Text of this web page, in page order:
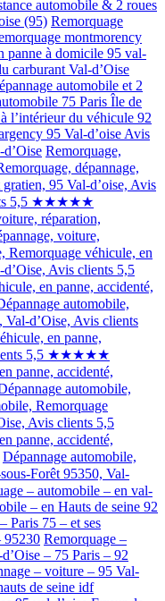
automobile & 2 roues
(95) Remorquage
montmorency
panne à domicile 95 val-
carburant Val-d’Oise
automobile et 2
75 Paris Île de
l’intérieur du véhicule 92
95 Val-d’oise Avis
Remorquage,
dépannage,
95 Val-d’oise, Avis
5,5 ★★★★★
réparation,
voiture,
Remorquage véhicule, en
Avis clients 5,5
en panne, accidenté,
automobile,
d’Oise, Avis clients
en panne,
clients 5,5 ★★★★★
panne, accidenté,
automobile,
Remorquage
Avis clients 5,5
panne, accidenté,
Dépannage automobile,
Forêt 95350, Val-
– automobile – en val-
– en Hauts de seine 92
Paris 75 – et ses
95230 Remorquage –
– 75 Paris – 92
– voiture – 95 Val-
de seine idf